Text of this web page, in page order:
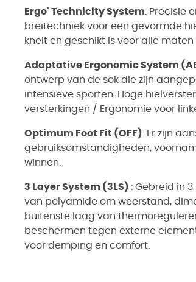
Ergo' Technicity System: Precisie
breitechniek voor een gevormde
knelt en geschikt is voor alle
Adaptative Ergonomic System
ontwerp van de sok die zijn
intensieve sporten. Hoge
versterkingen / Ergonomie voor
Optimum Foot Fit (OFF): Er zijn
gebruiksomstandigheden,
winnen.
3 Layer System (3LS) : Gebreid in
van polyamide om weerstand,
buitenste laag van
beschermen tegen externe
voor demping en comfort.